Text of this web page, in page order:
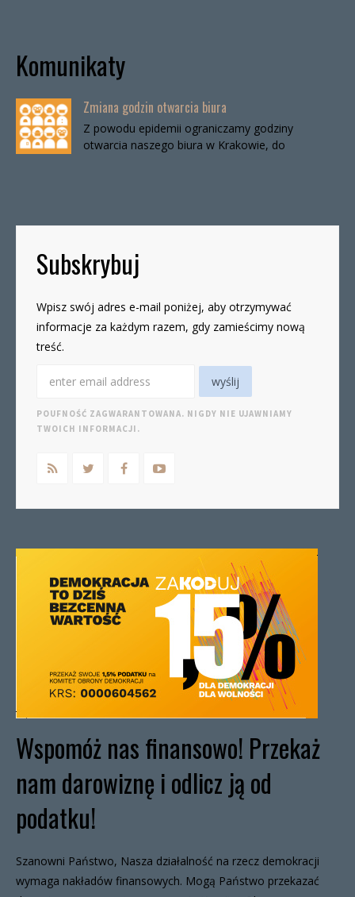
Komunikaty
Zmiana godzin otwarcia biura
Z powodu epidemii ograniczamy godziny
otwarcia naszego biura w Krakowie, do
Subskrybuj
Wpisz swój adres e-mail poniżej, aby otrzymywać
informacje za każdym razem, gdy zamieścimy nową
treść.
POUFNOŚĆ ZAGWARANTOWANA. NIGDY NIE UJAWNIAMY
TWOICH INFORMACJI.
Wspomóż nas finansowo! Przekaż
nam darowiznę i odlicz ją od
podatku!
Szanowni Państwo, Nasza działalność na rzecz demokracji
wymaga nakładów finansowych. Mogą Państwo przekazać